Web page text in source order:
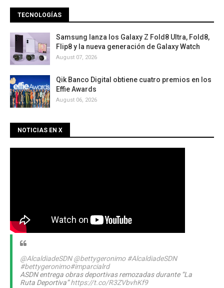
TECNOLOGÍAS
Samsung lanza los Galaxy Z Fold8 Ultra, Fold8,
Flip8 y la nueva generación de Galaxy Watch
August 07, 2026
Qik Banco Digital obtiene cuatro premios en los
Effie Awards
August 06, 2026
NOTICIAS EN X
@AlcaldiadeSDN @bettygeronimo #AlcaldiadeSDN
#bettygeronimo#imparcialrd
ASDN entrega obras deportivas remozadas durante “La
Ruta Deportiva”https://t.co/R3ZVbvhKf9